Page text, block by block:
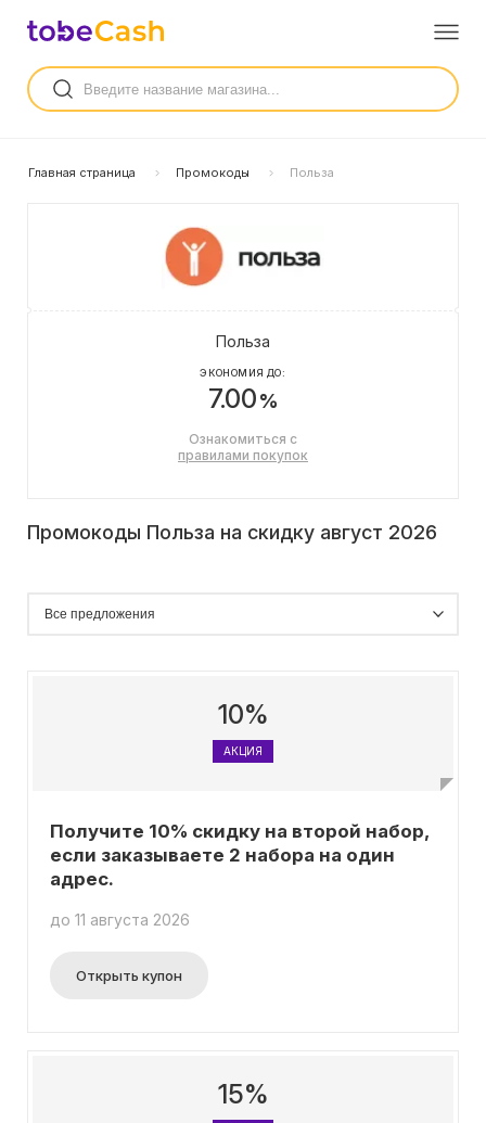
Главная страница Промокоды Польза
Польза
ЭКОНОМИЯ ДО:
7.00%
Ознакомиться с
правилами покупок
Промокоды Польза на скидку август 2026
10%
АКЦИЯ
Получите 10% скидку на второй набор,
если заказываете 2 набора на один
адрес.
до 11 августа 2026
Открыть купон
15%